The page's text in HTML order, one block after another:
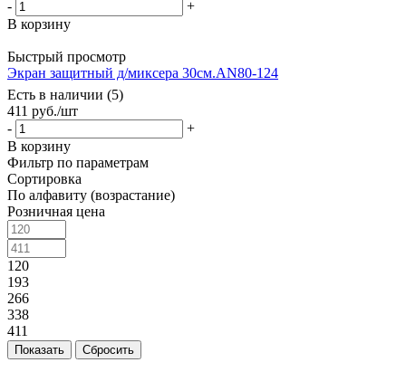
-
+
В корзину
Быстрый просмотр
Экран защитный д/миксера 30см.AN80-124
Есть в наличии (5)
411 руб./шт
-
+
В корзину
Фильтр по параметрам
Сортировка
По алфавиту (возрастание)
Розничная цена
120
193
266
338
411
Сбросить